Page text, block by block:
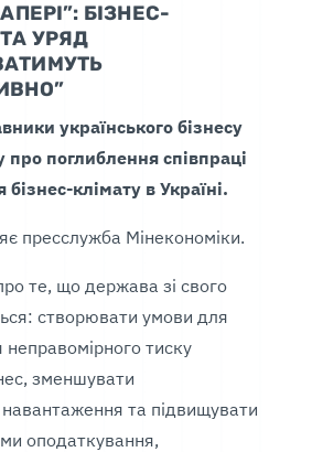
БІЗНЕС-
УРЯД
українського бізнесу
про поглиблення співпраці
клімату в Україні.
пресслужба Мінекономіки.
те, що держава зі свого
створювати умови для
тиску
зменшувати
навантаження та підвищувати
оподаткування,